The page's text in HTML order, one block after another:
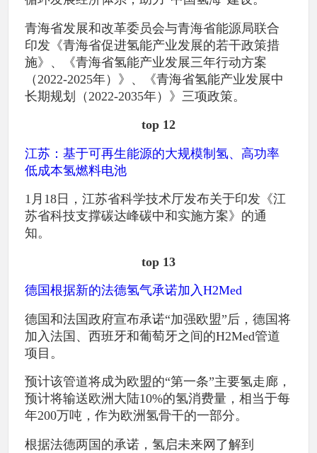
青海省发展和改革委员会与青海省能源局联合
印发《青海省促进氢能产业发展的若干政策措
施》、《青海省氢能产业发展三年行动方案
（2022-2025年）》、《青海省氢能产业发展中
长期规划（2022-2035年）》三项政策。
top 12
江苏：基于可再生能源的大规模制氢、高功率
低成本氢燃料电池
1月18日，江苏省科学技术厅发布关于印发《江
苏省科技支撑碳达峰碳中和实施方案》的通
知。
top 13
德国根据新的法德氢气承诺加入H2Med
德国和法国政府宣布承诺“加强欧盟”后，德国将
加入法国、西班牙和葡萄牙之间的H2Med管道
项目。
预计该管道将成为欧盟的“第一条”主要氢走廊，
预计将输送欧洲大陆10%的氢消费量，相当于每
年200万吨，作为欧洲氢骨干的一部分。
根据法德两国的承诺，氢启未来网了解到